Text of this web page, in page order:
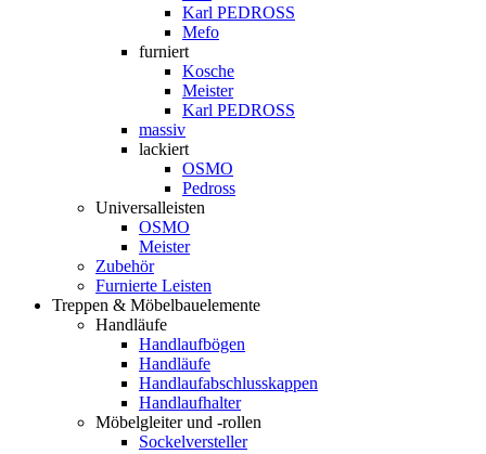
Karl PEDROSS
Mefo
furniert
Kosche
Meister
Karl PEDROSS
massiv
lackiert
OSMO
Pedross
Universalleisten
OSMO
Meister
Zubehör
Furnierte Leisten
Treppen & Möbelbauelemente
Handläufe
Handlaufbögen
Handläufe
Handlaufabschlusskappen
Handlaufhalter
Möbelgleiter und -rollen
Sockelversteller